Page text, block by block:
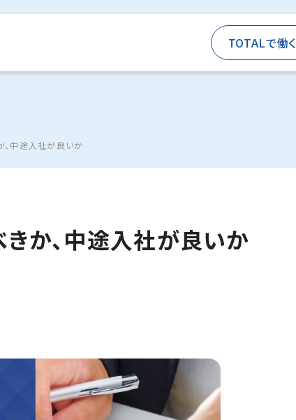
TOTALで働く
中途入社が良いか
か、中途入社が良いか